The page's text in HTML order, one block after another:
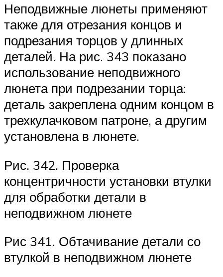
Неподвижные люнеты применяют
также для отрезания концов и
подрезания торцов у длинных
деталей. На рис. 343 показано
использование неподвижного
люнета при подрезании торца:
деталь закреплена одним концом в
трехкулачковом патроне, а другим
установлена в люнете.
Рис. 342. Проверка
концентричности установки втулки
для обработки детали в
неподвижном люнете
Рис 341. Обтачивание детали со
втулкой в неподвижном люнете